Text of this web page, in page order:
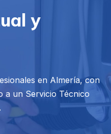
y
en Almería, con
a un Servicio Técnico
.